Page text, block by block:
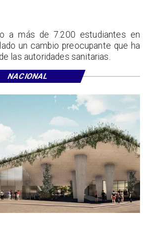
a más de 7.200 estudiantes en
un cambio preocupante que ha
las autoridades sanitarias.
NACIONAL